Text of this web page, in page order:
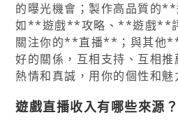
的曝光機會；製作高品質的
如**遊戲**攻略、**遊戲**
關注你的**直播**；與其他
好的關係，互相支持、互相
熱情和真誠，用你的個性和魅
遊戲直播收入有哪些來源？